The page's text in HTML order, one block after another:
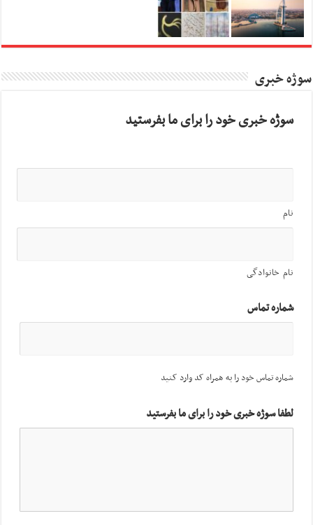
سوژه خبری
سوژه خبری خود را برای ما بفرستید
نام
نام خانوادگی
شماره تماس
شماره تماس خود را به همراه کد وارد کنید
لطفا سوژه خبری خود را برای ما بفرستید